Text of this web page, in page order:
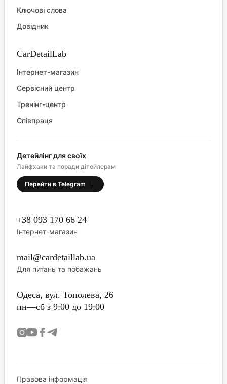
+38 093 170 66 24
Інтернет-магазин
mail@cardetaillab.ua
Для питань та побажань
Одеса, вул. Тополева, 26
пн—сб з 9:00 до 19:00
Ключові слова
Довідник
CarDetailLab
Інтернет-магазин
Сервісний центр
Тренінг-центр
Співпраця
Детейлінг для своїх
Лайфхаки та поради дітейлерам
Перейти в Telegram
Правова інформація